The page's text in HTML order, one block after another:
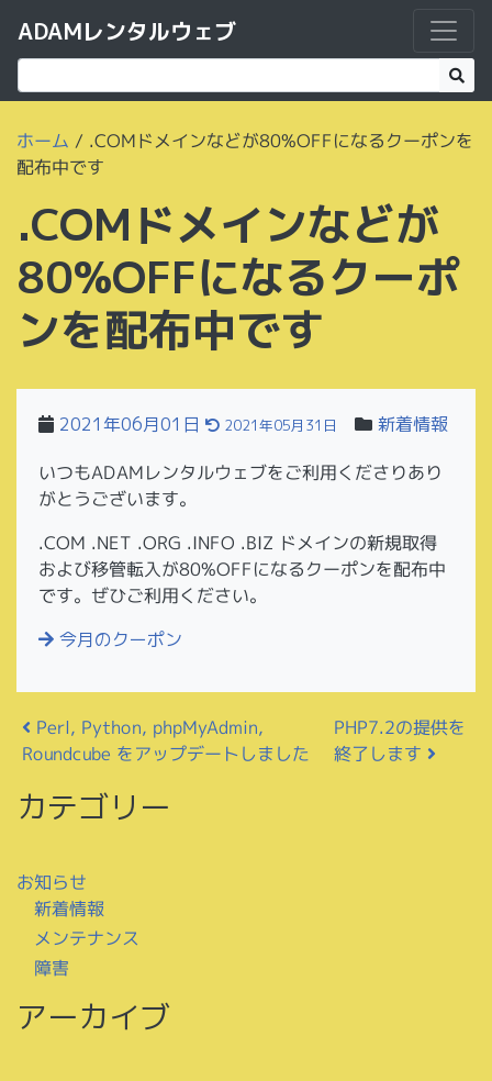
ADAMレンタルウェブ
ホーム / .COMドメインなどが80%OFFになるクーポンを
配布中です
.COMドメインなどが
80%OFFになるクーポ
ンを配布中です
2021年06月01日 2021年05月31日 新着情報
いつもADAMレンタルウェブをご利用くださりあり
がとうございます。
.COM .NET .ORG .INFO .BIZ ドメインの新規取得
および移管転入が80%OFFになるクーポンを配布中
です。ぜひご利用ください。
今月のクーポン
投稿ナビゲーション
Perl, Python, phpMyAdmin,
Roundcube をアップデートしました
PHP7.2の提供を
終了します
カテゴリー
お知らせ
新着情報
メンテナンス
障害
アーカイブ